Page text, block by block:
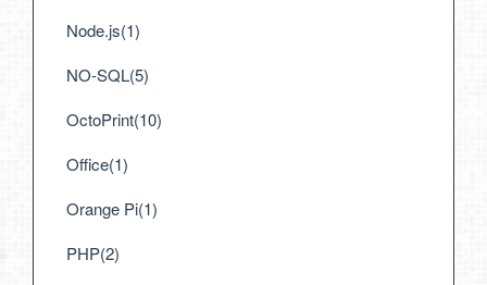
Node.js(1)
NO-SQL(5)
OctoPrint(10)
Office(1)
Orange Pi(1)
PHP(2)